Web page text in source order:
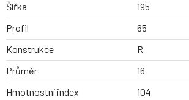
Šířka
195
Profil
65
Konstrukce
R
Průměr
16
Hmotnostní index
104